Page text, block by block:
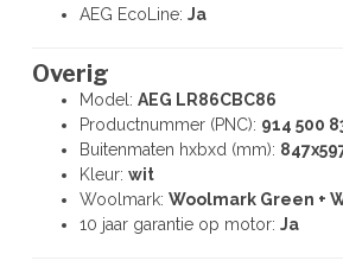
AEG EcoLine: Ja
Overig
Model: AEG LR86CBC86
Productnummer (PNC): 914 500
Buitenmaten hxbxd (mm):
Kleur: wit
Woolmark: Woolmark Green +
10 jaar garantie op motor: Ja